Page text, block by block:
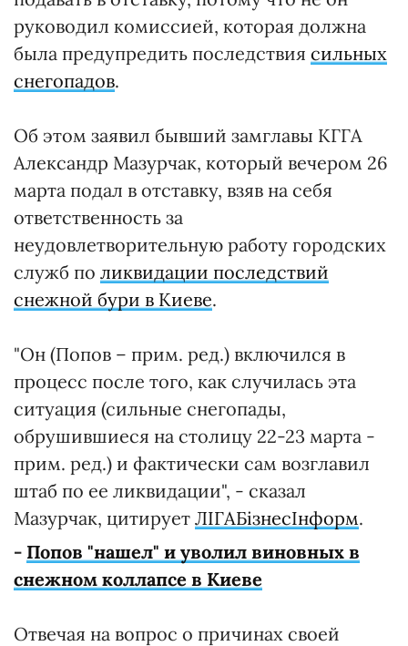
руководил комиссией, которая должна
была предупредить последствия сильных
снегопадов.
Об этом заявил бывший замглавы КГГА
Александр Мазурчак, который вечером 26
марта подал в отставку, взяв на себя
ответственность за
неудовлетворительную работу городских
служб по ликвидации последствий
снежной бури в Киеве.
"Он (Попов – прим. ред.) включился в
процесс после того, как случилась эта
ситуация (сильные снегопады,
обрушившиеся на столицу 22-23 марта -
прим. ред.) и фактически сам возглавил
штаб по ее ликвидации", - сказал
Мазурчак, цитирует ЛІГАБізнесІнформ.
- Попов "нашел" и уволил виновных в
снежном коллапсе в Киеве
Отвечая на вопрос о причинах своей